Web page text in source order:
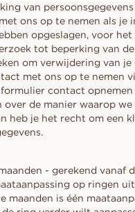
van persoonsgegevens
ons op te nemen als je
opgeslagen, voor
tot beperking van
om verwijdering van je
met ons op te nemen
contact
de manier waarop we
heb je het recht om een
- gerekend vanaf
op ringen
maanden is één